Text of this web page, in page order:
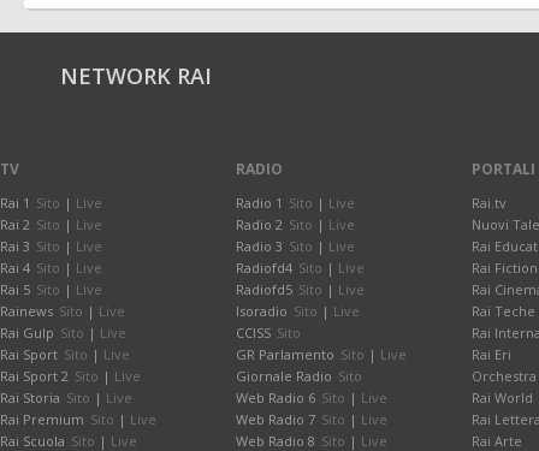
NETWORK RAI
TV
Rai 1 Sito | Live
Rai 2 Sito | Live
Rai 3 Sito | Live
Rai 4 Sito | Live
Rai 5 Sito | Live
Rainews Sito | Live
Rai Gulp Sito | Live
Rai Sport Sito | Live
Rai Sport 2 Sito | Live
Rai Storia Sito | Live
Rai Premium Sito | Live
Rai Scuola Sito | Live
RADIO
Radio 1 Sito | Live
Radio 2 Sito | Live
Radio 3 Sito | Live
Radiofd4 Sito | Live
Radiofd5 Sito | Live
Isoradio Sito | Live
CCISS Sito
GR Parlamento Sito | Live
Giornale Radio Sito
Web Radio 6 Sito | Live
Web Radio 7 Sito | Live
Web Radio 8 Sito | Live
PORTALI
Rai.tv
Nuovi
Rai
Rai Fiction
Rai
Rai Teche
Rai
Rai Eri
Rai World
Rai
Rai Arte